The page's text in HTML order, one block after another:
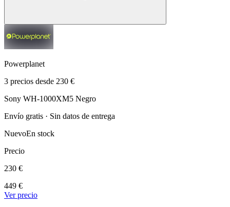
Powerplanet
3 precios desde 230 €
Sony WH-1000XM5 Negro
Envío gratis · Sin datos de entrega
NuevoEn stock
Precio
230 €
449 €
Ver precio